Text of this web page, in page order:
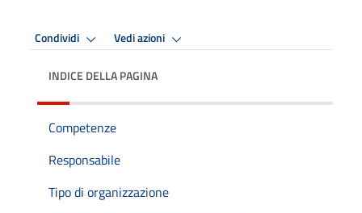
Condividi Vedi azioni
INDICE DELLA PAGINA
Competenze
Responsabile
Tipo di organizzazione